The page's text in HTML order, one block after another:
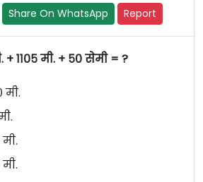
Share On WhatsApp Report
+ ११०५ मी. + ५० सेमी = ?
मी.